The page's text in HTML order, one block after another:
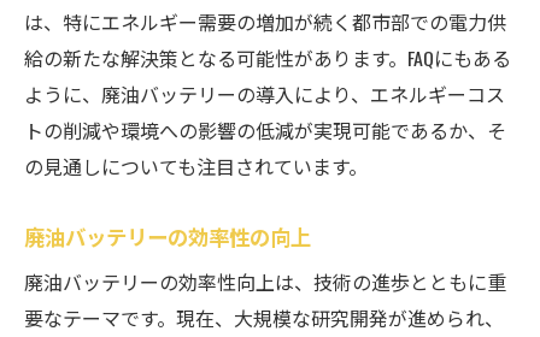
は、特にエネルギー需要の増加が続く都市部での電力供
給の新たな解決策となる可能性があります。FAQにもある
ように、廃油バッテリーの導入により、エネルギーコス
トの削減や環境への影響の低減が実現可能であるか、そ
の見通しについても注目されています。
廃油バッテリーの効率性の向上
廃油バッテリーの効率性向上は、技術の進歩とともに重
要なテーマです。現在、大規模な研究開発が進められ、